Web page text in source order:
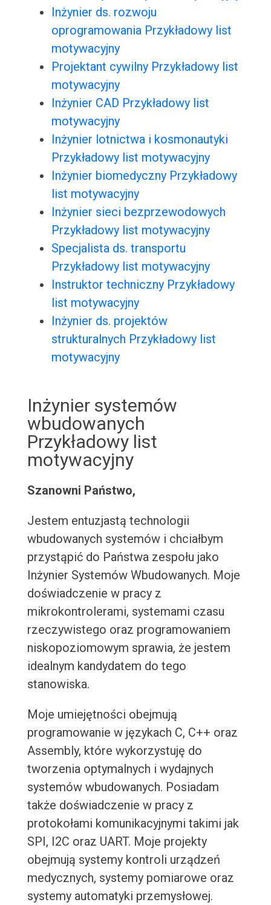
Inżynier ds. rozwoju
oprogramowania Przykładowy list
motywacyjny
Projektant cywilny Przykładowy list
motywacyjny
Inżynier CAD Przykładowy list
motywacyjny
Inżynier lotnictwa i kosmonautyki
Przykładowy list motywacyjny
Inżynier biomedyczny Przykładowy
list motywacyjny
Inżynier sieci bezprzewodowych
Przykładowy list motywacyjny
Specjalista ds. transportu
Przykładowy list motywacyjny
Instruktor techniczny Przykładowy
list motywacyjny
Inżynier ds. projektów
strukturalnych Przykładowy list
motywacyjny
Inżynier systemów
wbudowanych
Przykładowy list
motywacyjny
Szanowni Państwo,
Jestem entuzjastą technologii
wbudowanych systemów i chciałbym
przystąpić do Państwa zespołu jako
Inżynier Systemów Wbudowanych. Moje
doświadczenie w pracy z
mikrokontrolerami, systemami czasu
rzeczywistego oraz programowaniem
niskopoziomowym sprawia, że jestem
idealnym kandydatem do tego
stanowiska.
Moje umiejętności obejmują
programowanie w językach C, C++ oraz
Assembly, które wykorzystuję do
tworzenia optymalnych i wydajnych
systemów wbudowanych. Posiadam
także doświadczenie w pracy z
protokołami komunikacyjnymi takimi jak
SPI, I2C oraz UART. Moje projekty
obejmują systemy kontroli urządzeń
medycznych, systemy pomiarowe oraz
systemy automatyki przemysłowej.